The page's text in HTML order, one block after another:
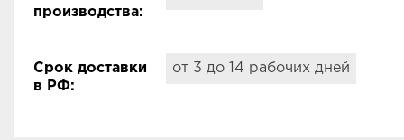
производства:
Срок доставки
в РФ:
от 3 до 14 рабочих дней